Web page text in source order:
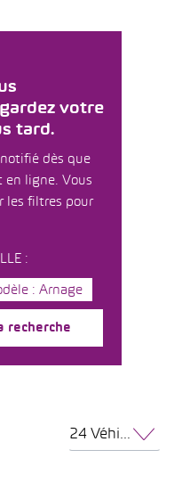
votre
tard.
dès que
en ligne. Vous
les filtres pour
:
: Arnage
recherche
24 Véhicules par page